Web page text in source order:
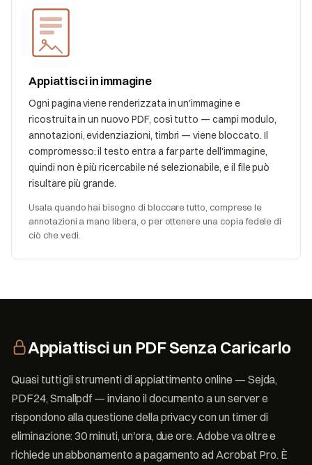
Appiattisci in immagine
Ogni pagina viene renderizzata in un'immagine e
ricostruita in un nuovo PDF, così tutto — campi modulo,
annotazioni, evidenziazioni, timbri — viene bloccato. Il
compromesso: il testo entra a far parte dell'immagine,
quindi non è più ricercabile né selezionabile, e il file può
risultare più grande.
Usala quando hai bisogno di bloccare tutto, comprese le
annotazioni a mano libera, o per ottenere una copia fedele di
ciò che vedi.
Appiattisci un PDF Senza Caricarlo
Quasi tutti gli strumenti di appiattimento online — Sejda,
PDF24, Smallpdf — inviano il documento a un server e
rispondono alla questione della privacy con un timer di
eliminazione: 30 minuti, un'ora, due ore. Adobe va oltre e
richiede un abbonamento a pagamento ad Acrobat Pro. È